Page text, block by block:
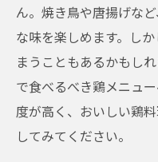
ん。焼き鳥や唐揚げな
な味を楽しめます。し
まうこともあるかもし
で食べるべき鶏メニュ
度が高く、おいしい鶏
してみてください。